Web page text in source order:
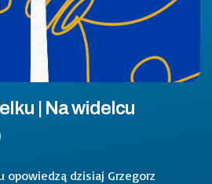
| Na widelcu
opowiedzą dzisiaj Grzegorz